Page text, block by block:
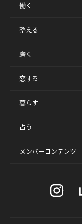
働く
整える
磨く
恋する
暮らす
占う
メンバーコンテンツ